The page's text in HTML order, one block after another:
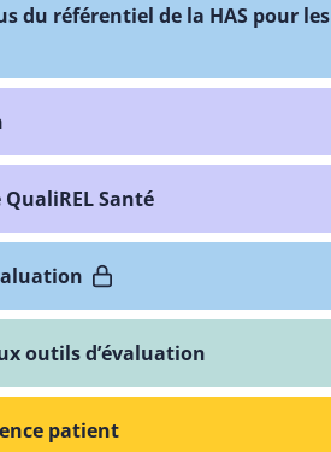
du référentiel de la HAS pour les
Santé
outils d’évaluation
patient